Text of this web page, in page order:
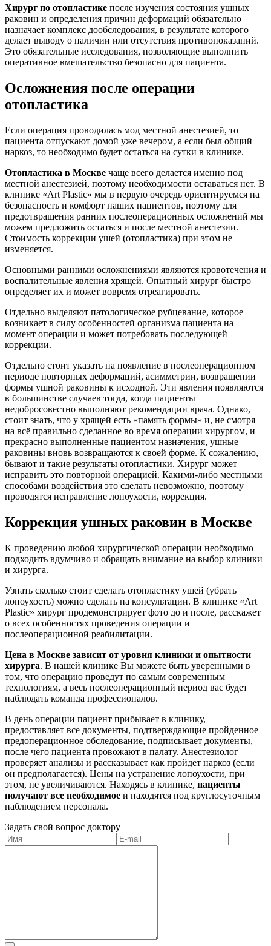
Хирург по отопластике после изучения состояния ушных
раковин и определения причин деформаций обязательно
назначает комплекс дообследования, в результате которого
делает выводу о наличии или отсутствия противопоказаний.
Это обязательные исследования, позволяющие выполнить
оперативное вмешательство безопасно для пациента.
Осложнения после операции
отопластика
Если операция проводилась мод местной анестезией, то
пациента отпускают домой уже вечером, а если был общий
наркоз, то необходимо будет остаться на сутки в клинике.
Отопластика в Москве чаще всего делается именно под
местной анестезией, поэтому необходимости оставаться нет. В
клинике «Art Plastic» мы в первую очередь ориентируемся на
безопасность и комфорт наших пациентов, поэтому для
предотвращения ранних послеоперационных осложнений мы
можем предложить остаться и после местной анестезии.
Стоимость коррекции ушей (отопластика) при этом не
изменяется.
Основными ранними осложнениями являются кровотечения и
воспалительные явления хрящей. Опытный хирург быстро
определяет их и может вовремя отреагировать.
Отдельно выделяют патологическое рубцевание, которое
возникает в силу особенностей организма пациента на
момент операции и может потребовать последующей
коррекции.
Отдельно стоит указать на появление в послеоперационном
периоде повторных деформаций, асимметрии, возвращении
формы ушной раковины к исходной. Эти явления появляются
в большинстве случаев тогда, когда пациенты
недобросовестно выполняют рекомендации врача. Однако,
стоит знать, что у хрящей есть «память формы» и, не смотря
на всё правильно сделанное во время операции хирургом, и
прекрасно выполненные пациентом назначения, ушные
раковины вновь возвращаются к своей форме. К сожалению,
бывают и такие результаты отопластики. Хирург может
исправить это повторной операцией. Какими-либо местными
способами воздействия это сделать невозможно, поэтому
проводятся исправление лопоухости, коррекция.
Коррекция ушных раковин в Москве
К проведению любой хирургической операции необходимо
подходить вдумчиво и обращать внимание на выбор клиники
и хирурга.
Узнать сколько стоит сделать отопластику ушей (убрать
лопоухость) можно сделать на консультации. В клинике «Art
Plastic» хирург продемонстрирует фото до и после, расскажет
о всех особенностях проведения операции и
послеоперационной реабилитации.
Цена в Москве зависит от уровня клиники и опытности
хирурга. В нашей клинике Вы можете быть уверенными в
том, что операцию проведут по самым современным
технологиям, а весь послеоперационный период вас будет
наблюдать команда профессионалов.
В день операции пациент прибывает в клинику,
предоставляет все документы, подтверждающие пройденное
предоперационное обследование, подписывает документы,
после чего пациента провожают в палату. Анестезиолог
проверяет анализы и рассказывает как пройдет наркоз (если
он предполагается). Цены на устранение лопоухости, при
этом, не увеличиваются. Находясь в клинике, пациенты
получают все необходимое и находятся под круглосуточным
наблюдением персонала.
Задать свой вопрос доктору